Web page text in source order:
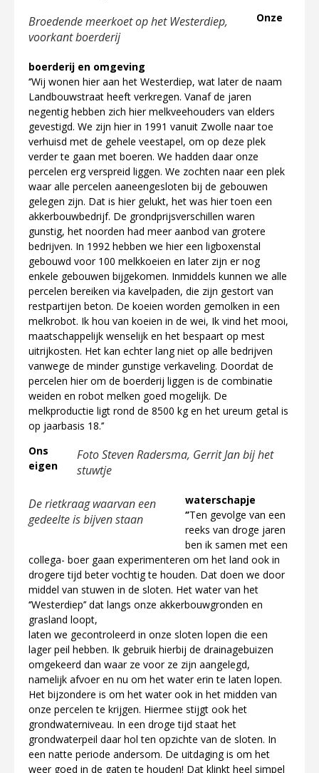
Broedende meerkoet op het Westerdiep,
voorkant boerderij
Onze
boerderij en omgeving
‘’Wij wonen hier aan het Westerdiep, wat later de naam
Landbouwstraat heeft verkregen. Vanaf de jaren
negentig hebben zich hier melkveehouders van elders
gevestigd. We zijn hier in 1991 vanuit Zwolle naar toe
verhuisd met de gehele veestapel, om op deze plek
verder te gaan met boeren. We hadden daar onze
percelen erg verspreid liggen. We zochten naar een plek
waar alle percelen aaneengesloten bij de gebouwen
gelegen zijn. Dat is hier gelukt, het was hier toen een
akkerbouwbedrijf. De grondprijsverschillen waren
gunstig, het noorden had meer aanbod van grotere
bedrijven. In 1992 hebben we hier een ligboxenstal
gebouwd voor 100 melkkoeien en later zijn er nog
enkele gebouwen bijgekomen. Inmiddels kunnen we alle
percelen bereiken via kavelpaden, die zijn gestort van
restpartijen beton. De koeien worden gemolken in een
melkrobot. Ik hou van koeien in de wei, Ik vind het mooi,
maatschappelijk wenselijk en het bespaart op mest
uitrijkosten. Het kan echter lang niet op alle bedrijven
vanwege de minder gunstige verkaveling. Doordat de
percelen hier om de boerderij liggen is de combinatie
weiden en robot melken goed mogelijk. De
melkproductie ligt rond de 8500 kg en het ureum getal is
op jaarbasis 18.’’
Foto Steven Radersma, Gerrit Jan bij het
stuwtje
De rietkraag waarvan een
gedeelte is bijven staan
Ons
eigen
waterschapje
‘’Ten gevolge van een
reeks van droge jaren
ben ik samen met een
collega- boer gaan experimenteren om het land ook in
drogere tijd beter vochtig te houden. Dat doen we door
middel van stuwen in de sloten. Het water van het
‘’Westerdiep’’ dat langs onze akkerbouwgronden en
grasland loopt,
laten we gecontroleerd in onze sloten lopen die een
lager peil hebben. Ik gebruik hierbij de drainagebuizen
omgekeerd dan waar ze voor ze zijn aangelegd,
namelijk afvoer en nu om het water erin te laten lopen.
Het bijzondere is om het water ook in het midden van
onze percelen te krijgen. Hiermee stijgt ook het
grondwaterniveau. In een droge tijd staat het
grondwaterpeil daar hol ten opzichte van de sloten. In
een natte periode andersom. De uitdaging is om het
weer goed in de gaten te houden! Dat klinkt heel simpel